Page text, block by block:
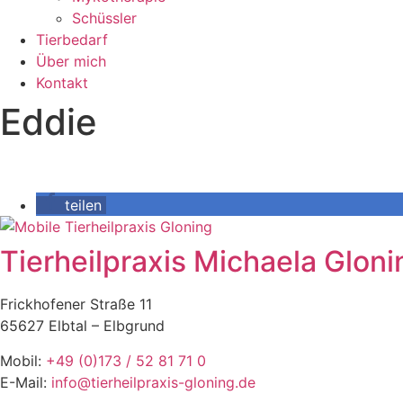
Schüssler
Tierbedarf
Über mich
Kontakt
Eddie
teilen
Tierheilpraxis Michaela
Frickhofener Straße 11
65627 Elbtal – Elbgrund
Mobil: +49 (0)173 / 52 81 71 0
E-Mail: info@tierheilpraxis-gloning.de